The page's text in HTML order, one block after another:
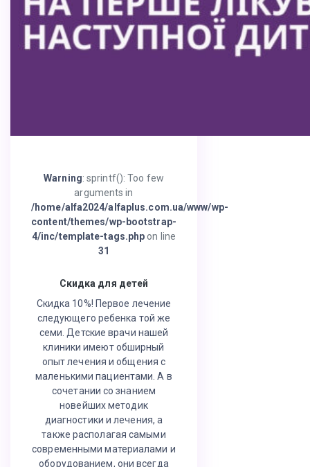
Warning: sprintf(): Too few
arguments in
/home/alfa2024/alfaplus.com.ua/www/wp-
content/themes/wp-bootstrap-
4/inc/template-tags.php on line
31
Скидка для детей
Скидка 10%! Первое лечение
следующего ребенка той же
семи. Детские врачи нашей
клиники имеют обширный
опыт лечения и общения с
маленькими пациентами. А в
сочетании со знанием
новейших методик
диагностики и лечения, а
также располагая самыми
современными материалами и
оборудованием, они всегда